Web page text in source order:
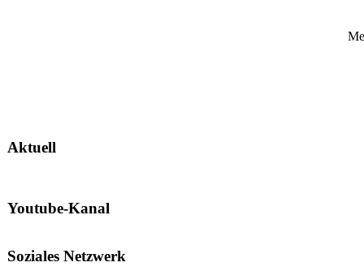
Aktuell
Youtube-Kanal
Soziales Netzwerk